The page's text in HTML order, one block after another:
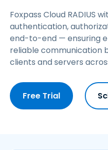
Foxpass Cloud RADIUS
authentication,
end-to-end — ensuring
reliable communication
clients and servers
Free Trial